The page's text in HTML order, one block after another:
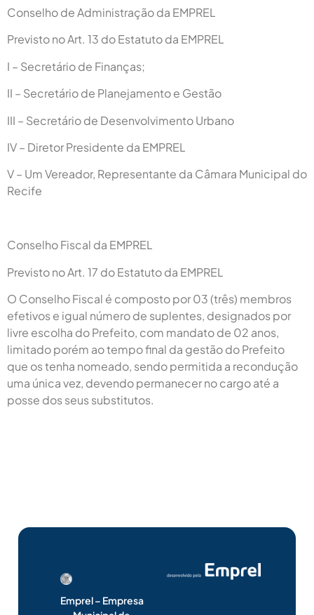
Conselho de Administração da EMPREL
Previsto no Art. 13 do Estatuto da EMPREL
I – Secretário de Finanças;
II – Secretário de Planejamento e Gestão
III – Secretário de Desenvolvimento Urbano
IV – Diretor Presidente da EMPREL
V – Um Vereador, Representante da Câmara Municipal do
Recife
Conselho Fiscal da EMPREL
Previsto no Art. 17 do Estatuto da EMPREL
O Conselho Fiscal é composto por 03 (três) membros
efetivos e igual número de suplentes, designados por
livre escolha do Prefeito, com mandato de 02 anos,
limitado porém ao tempo final da gestão do Prefeito
que os tenha nomeado, sendo permitida a recondução
uma única vez, devendo permanecer no cargo até a
posse dos seus substitutos.
Emprel – Empresa